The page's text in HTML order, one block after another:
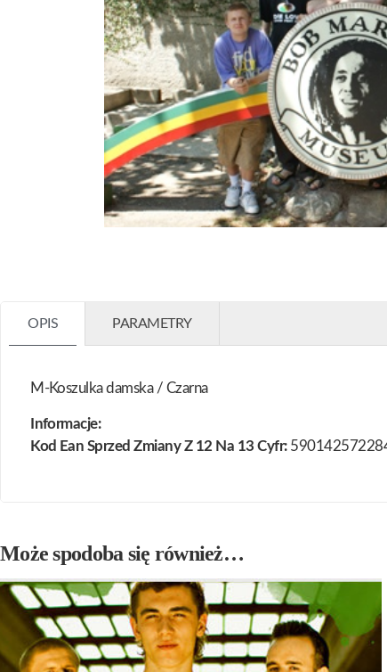
OPIS PARAMETRY
M-Koszulka damska / Czarna
Informacje:
Kod Ean Sprzed Zmiany Z 12 Na 13 Cyfr:
Może spodoba się również…